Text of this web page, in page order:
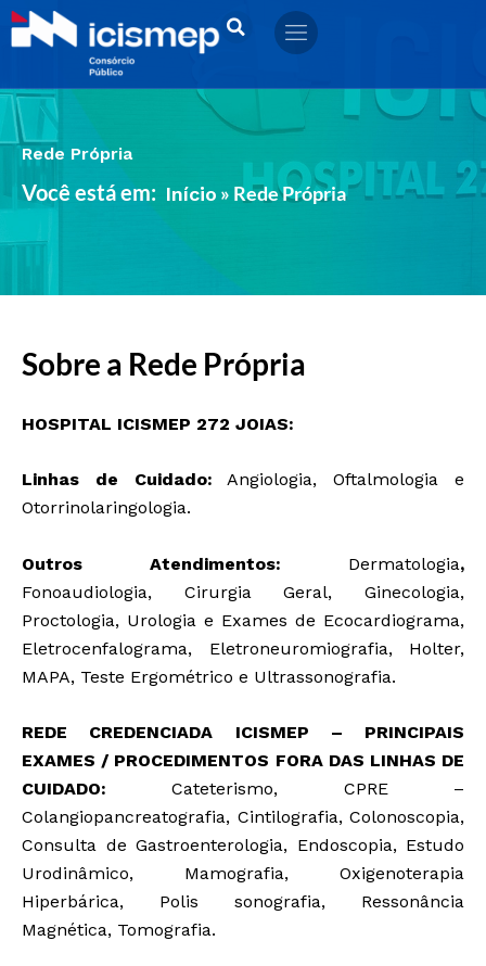
Ir
para
conteúdo
Rede Própria
Você está em: Início » Rede Própria
Sobre a Rede Própria
HOSPITAL ICISMEP 272 JOIAS:
Linhas de Cuidado: Angiologia, Oftalmologia e
Otorrinolaringologia.
Outros Atendimentos: Dermatologia,
Fonoaudiologia, Cirurgia Geral, Ginecologia,
Proctologia, Urologia e Exames de Ecocardiograma,
Eletrocenfalograma, Eletroneuromiografia, Holter,
MAPA, Teste Ergométrico e Ultrassonografia.
REDE CREDENCIADA ICISMEP – PRINCIPAIS
EXAMES / PROCEDIMENTOS FORA DAS LINHAS DE
CUIDADO:Cateterismo, CPRE –
Colangiopancreatografia, Cintilografia, Colonoscopia,
Consulta de Gastroenterologia, Endoscopia, Estudo
Urodinâmico, Mamografia, Oxigenoterapia
Hiperbárica, Polis sonografia, Ressonância
Magnética, Tomografia.